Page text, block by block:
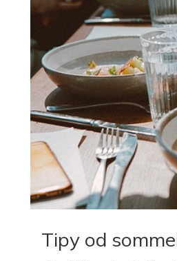
Tipy od